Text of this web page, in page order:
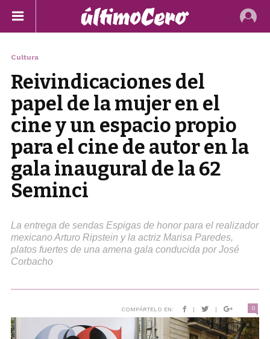
Cultura
Reivindicaciones del
papel de la mujer en el
cine y un espacio propio
para el cine de autor en la
gala inaugural de la 62
Seminci
La entrega de sendas Espigas de honor para el realizador
mexicano Arturo Ripstein y la actriz Marisa Paredes,
platos fuertes de una amena gala conducida por José
Corbacho
COMPÁRTELO EN: | | 0